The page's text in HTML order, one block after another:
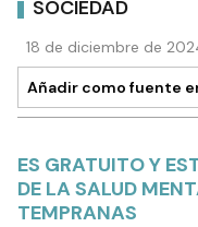
SOCIEDAD
18 de diciembre de
Añadir como fuente
ES GRATUITO Y
DE LA SALUD
TEMPRANAS